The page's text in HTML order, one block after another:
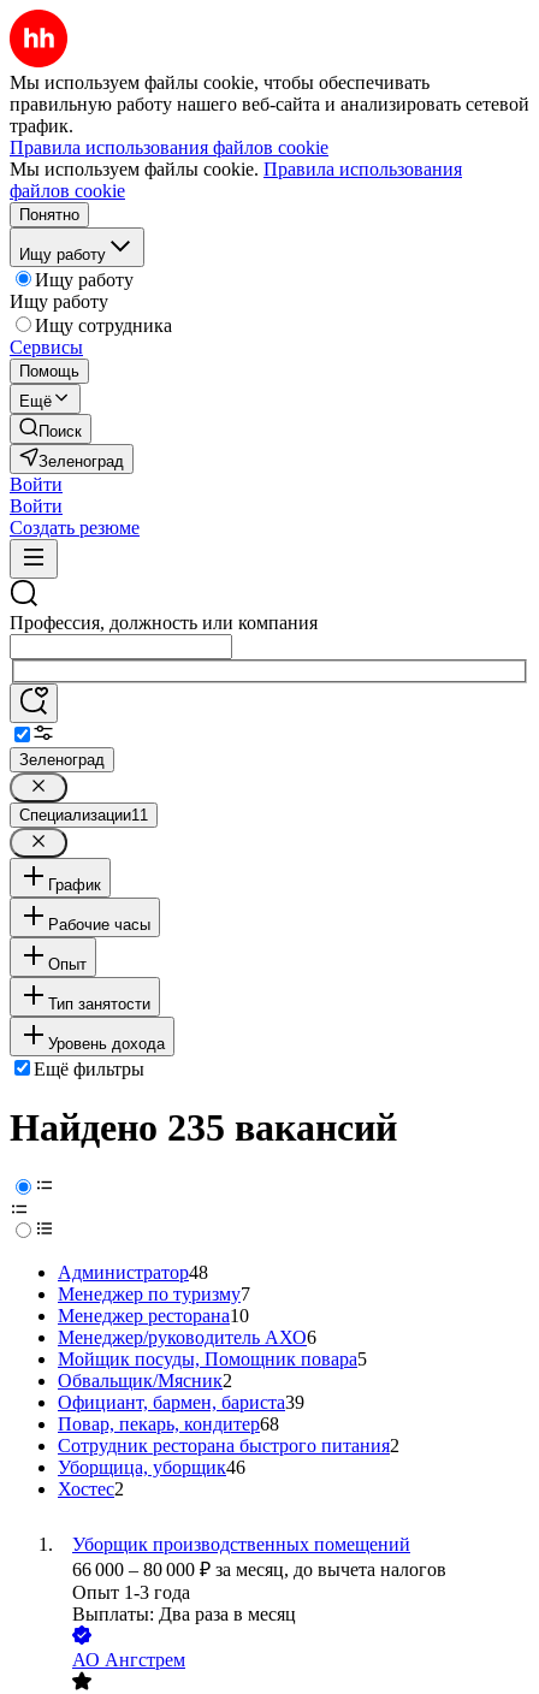
Мы используем файлы cookie, чтобы обеспечивать
правильную работу нашего веб-сайта и анализировать сетевой
трафик.
Правила использования файлов cookie
Мы используем файлы cookie. Правила использования
файлов cookie
Понятно
Ищу работу
Ищу работу
Ищу работу
Ищу сотрудника
Сервисы
Помощь
Ещё
Поиск
Зеленоград
Войти
Войти
Создать резюме
Профессия, должность или компания
Зеленоград
Специализации11
График
Рабочие часы
Опыт
Тип занятости
Уровень дохода
Ещё фильтры
Найдено 235 вакансий
Администратор48
Менеджер по туризму7
Менеджер ресторана10
Менеджер/руководитель АХО6
Мойщик посуды, Помощник повара5
Обвальщик/Мясник2
Официант, бармен, бариста39
Повар, пекарь, кондитер68
Сотрудник ресторана быстрого питания2
Уборщица, уборщик46
Хостес2
Уборщик производственных помещений
66 000 – 80 000 ₽ за месяц, до вычета налогов
Опыт 1-3 года
Выплаты: Два раза в месяц
АО Ангстрем